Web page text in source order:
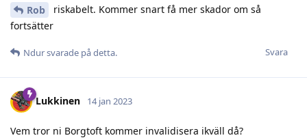
Rob
riskabelt. Kommer snart få mer skador om så
fortsätter
Svara
Ndursvarade på detta.
Lukkinen 14 jan 2023
Vem tror ni Borgtoft kommer invalidisera ikväll då?